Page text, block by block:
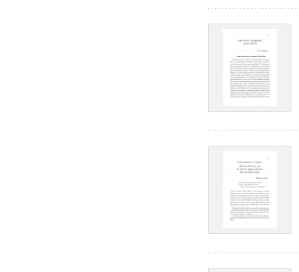
デジタルメディア・コンテンツ統合研究センター